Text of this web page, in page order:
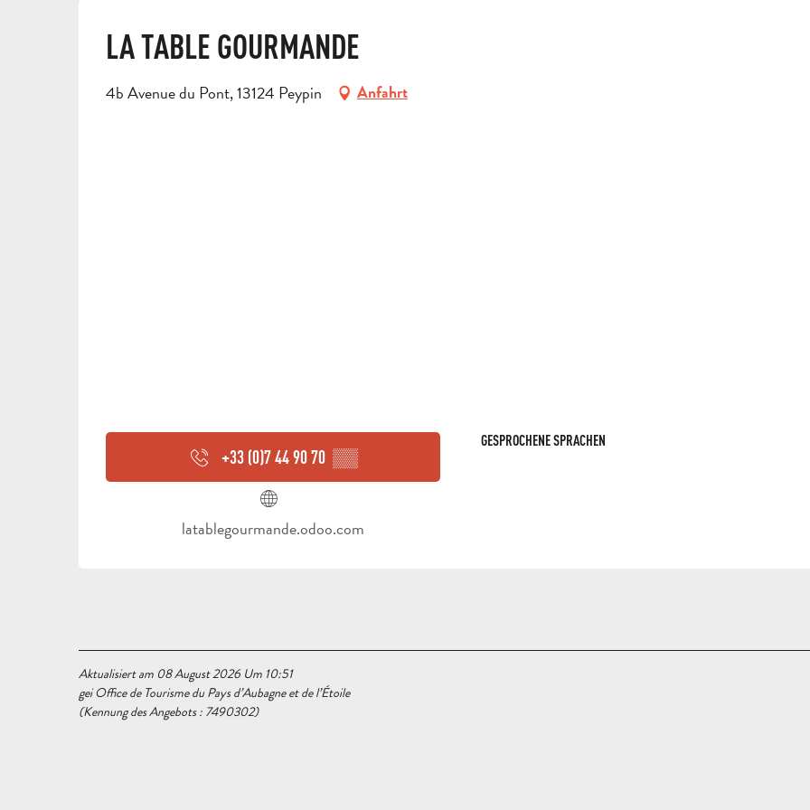
LA TABLE GOURMANDE
4b Avenue du Pont, 13124 Peypin Anfahrt
+33 (0)7 44 90 70 ▒▒
latablegourmande.odoo.com
GESPROCHENE SPRACHEN
GESPROCHENE SPRACHEN
Aktualisiert am 08 August 2026 Um 10:51
gei Office de Tourisme du Pays d’Aubagne et de l’Étoile
(Kennung des Angebots :7490302)